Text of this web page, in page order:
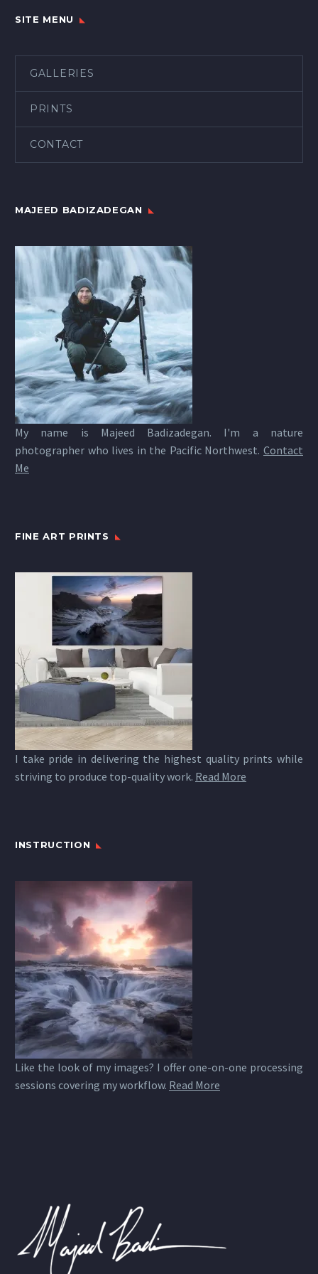
SITE MENU
GALLERIES
PRINTS
CONTACT
MAJEED BADIZADEGAN
My name is Majeed Badizadegan. I'm a nature
photographer who lives in the Pacific Northwest. Contact
Me
FINE ART PRINTS
I take pride in delivering the highest quality prints while
striving to produce top-quality work. Read More
INSTRUCTION
Like the look of my images? I offer one-on-one processing
sessions covering my workflow. Read More